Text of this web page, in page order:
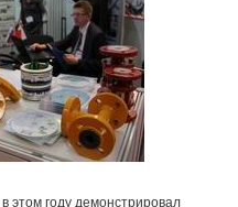
в этом году демонстрировал